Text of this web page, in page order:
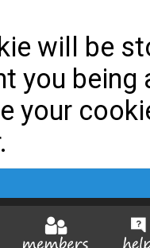
will be
you
your